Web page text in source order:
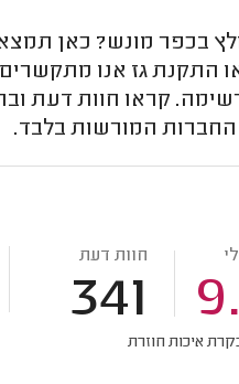
בכפר מונש? כאן
התקנת גז אנו
קראו חוות דעת
החברות המורשות בלבד.
חוות דעת
341
איכות חוזרת